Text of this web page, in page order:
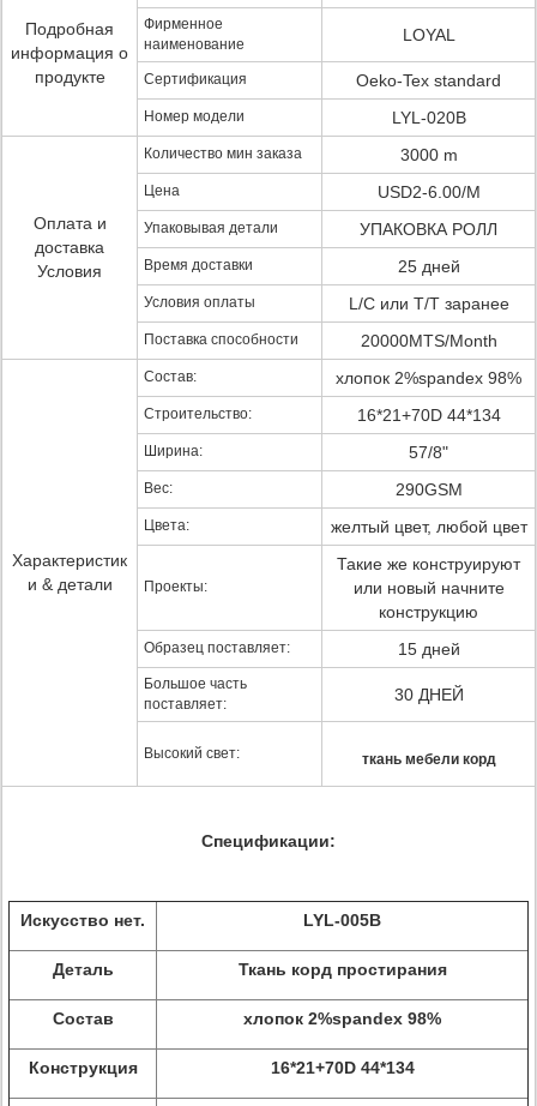
Подробная
информация о
продукте
Фирменное
наименование
LOYAL
Сертификация Oeko-Tex standard
Номер модели LYL-020B
Оплата и
доставка
Условия
Количество мин заказа 3000 m
Цена USD2-6.00/M
Упаковывая детали УПАКОВКА РОЛЛ
Время доставки 25 дней
Условия оплаты L/C или T/T заранее
Поставка способности 20000MTS/Month
Характеристик
и & детали
Состав: хлопок 2%spandex 98%
Строительство: 16*21+70D 44*134
Ширина: 57/8"
Вес: 290GSM
Цвета: желтый цвет, любой цвет
Проекты:
Такие же конструируют
или новый начните
конструкцию
Образец поставляет: 15 дней
Большое часть
поставляет:
30 ДНЕЙ
Высокий свет: ткань мебели корд
Спецификации:
Искусство нет. LYL-005B
Деталь Ткань корд простирания
Состав хлопок 2%spandex 98%
Конструкция 16*21+70D 44*134